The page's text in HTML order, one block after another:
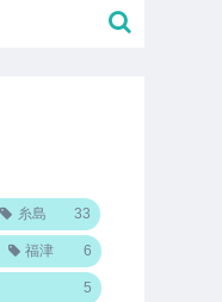
糸島 33
福津 6
5